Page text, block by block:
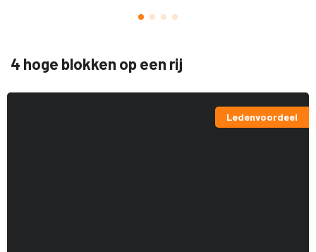
4 hoge blokken op een rij
Ledenvoordeel